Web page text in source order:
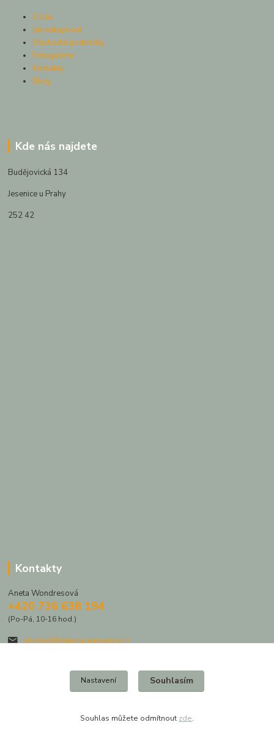
O nás
Jak nakupovat
Obchodní podmínky
Fotogalerie
Kontakty
Blog
Kde nás najdete
Budějovická 134
Jesenice u Prahy
252 42
Kontakty
Aneta Wondresová
+420 736 638 194
(Po-Pá, 10-16 hod.)
obchod@dekoracejesenice.cz
Nastavení Souhlasím
Souhlas můžete odmítnout zde.